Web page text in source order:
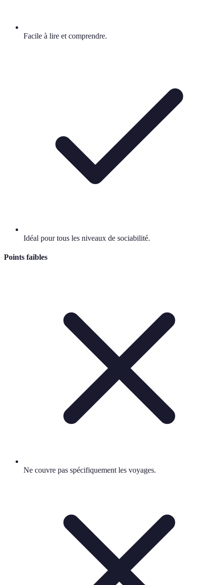
Facile à lire et comprendre.
Idéal pour tous les niveaux de sociabilité.
Points faibles
Ne couvre pas spécifiquement les voyages.